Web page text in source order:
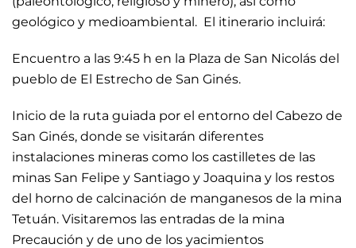
geológico y medioambiental. El itinerario incluirá:
Encuentro a las 9:45 h en la Plaza de San Nicolás del
pueblo de El Estrecho de San Ginés.
Inicio de la ruta guiada por el entorno del Cabezo de
San Ginés, donde se visitarán diferentes
instalaciones mineras como los castilletes de las
minas San Felipe y Santiago y Joaquina y los restos
del horno de calcinación de manganesos de la mina
Tetuán. Visitaremos las entradas de la mina
Precaución y de uno de los yacimientos